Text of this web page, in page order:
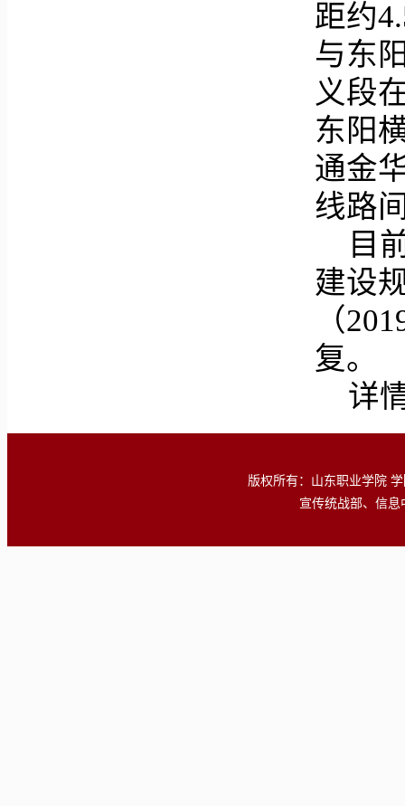
距约
与东
义段
东阳
通金
线路
目
建设
（
复。
详
版权所有：山东职业学院
宣传统战部、信